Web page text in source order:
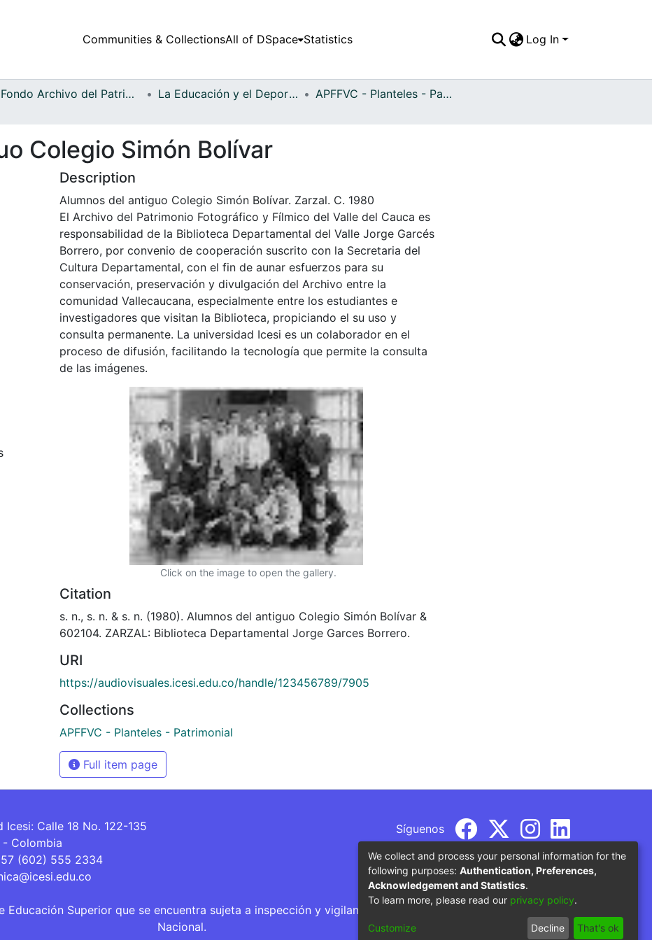
Communities & CollectionsAll of DSpace Statistics Log In
Fondo Archivo del Patrimonio Fotográfico y Fílmico del Valle del Cauca La Educación y el Deporte
APFFVC - Planteles - Patrimonial
Colegio Simón Bolívar
Description
Alumnos del antiguo Colegio Simón Bolívar. Zarzal. C. 1980
El Archivo del Patrimonio Fotográfico y Fílmico del Valle del Cauca es
responsabilidad de la Biblioteca Departamental del Valle Jorge Garcés
Borrero, por convenio de cooperación suscrito con la Secretaria del
Cultura Departamental, con el fin de aunar esfuerzos para su
conservación, preservación y divulgación del Archivo entre la
comunidad Vallecaucana, especialmente entre los estudiantes e
investigadores que visitan la Biblioteca, propiciando el su uso y
consulta permanente. La universidad Icesi es un colaborador en el
proceso de difusión, facilitando la tecnología que permite la consulta
de las imágenes.
Click on the image to open the gallery.
Citation
s. n., s. n. & s. n. (1980). Alumnos del antiguo Colegio Simón Bolívar &
602104. ZARZAL: Biblioteca Departamental Jorge Garces Borrero.
URI
https://audiovisuales.icesi.edu.co/handle/123456789/7905
Collections
APFFVC - Planteles - Patrimonial
Full item page
Icesi: Calle 18 No. 122-135
- Colombia
(602) 555 2334
Síguenos
Educación Superior que se encuentra sujeta a inspección y vigilancia por parte del Ministerio de Educación
Nacional.
We collect and process your personal information for the
following purposes: Authentication, Preferences,
Acknowledgement and Statistics.
To learn more, please read our privacy policy.
Customize Decline That's ok